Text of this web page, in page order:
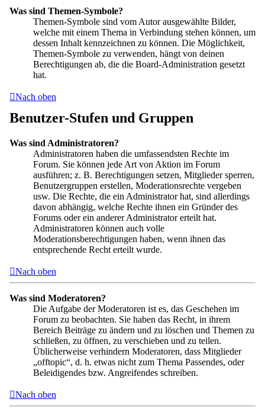
Was sind Themen-Symbole?
Themen-Symbole sind vom Autor ausgewählte Bilder,
welche mit einem Thema in Verbindung stehen können, um
dessen Inhalt kennzeichnen zu können. Die Möglichkeit,
Themen-Symbole zu verwenden, hängt von deinen
Berechtigungen ab, die die Board-Administration gesetzt
hat.
Nach oben
Benutzer-Stufen und Gruppen
Was sind Administratoren?
Administratoren haben die umfassendsten Rechte im
Forum. Sie können jede Art von Aktion im Forum
ausführen; z. B. Berechtigungen setzen, Mitglieder sperren,
Benutzergruppen erstellen, Moderationsrechte vergeben
usw. Die Rechte, die ein Administrator hat, sind allerdings
davon abhängig, welche Rechte ihnen ein Gründer des
Forums oder ein anderer Administrator erteilt hat.
Administratoren können auch volle
Moderationsberechtigungen haben, wenn ihnen das
entsprechende Recht erteilt wurde.
Nach oben
Was sind Moderatoren?
Die Aufgabe der Moderatoren ist es, das Geschehen im
Forum zu beobachten. Sie haben das Recht, in ihrem
Bereich Beiträge zu ändern und zu löschen und Themen zu
schließen, zu öffnen, zu verschieben und zu teilen.
Üblicherweise verhindern Moderatoren, dass Mitglieder
„offtopic“, d. h. etwas nicht zum Thema Passendes, oder
Beleidigendes bzw. Angreifendes schreiben.
Nach oben